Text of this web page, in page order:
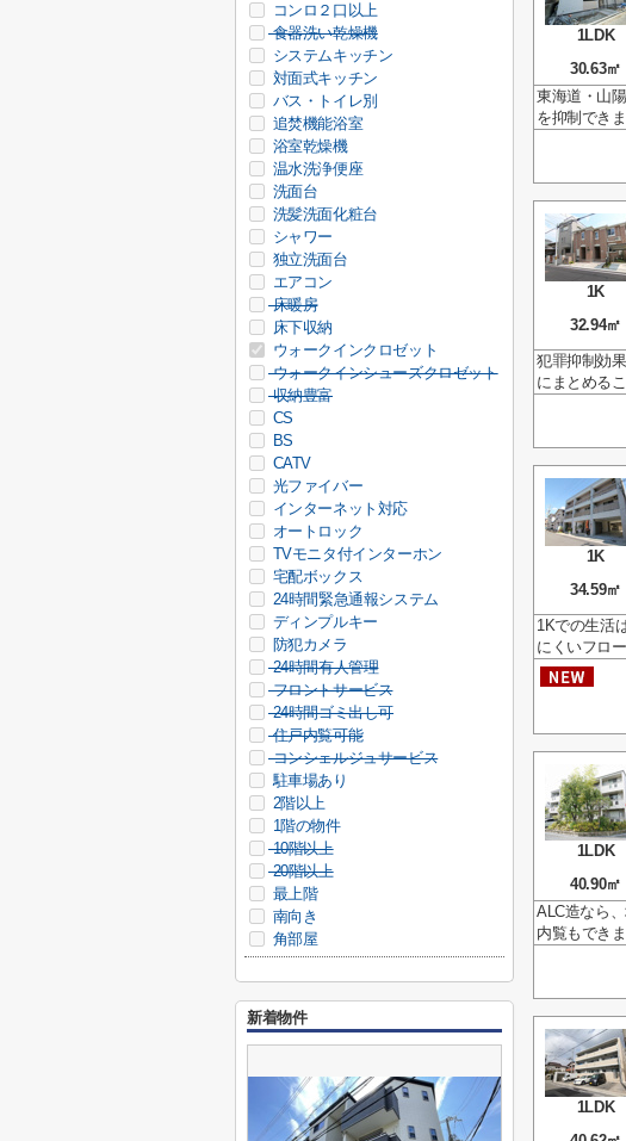
1LDK
30.63㎡
東海道・山
を抑制でき
1K
32.94㎡
犯罪抑制効
にまとめる
1K
34.59㎡
1Kでの生活
にくいフロ
1LDK
40.90㎡
ALC造なら
内覧もでき
1LDK
コンロ２口以上
食器洗い乾燥機
システムキッチン
対面式キッチン
バス・トイレ別
追焚機能浴室
浴室乾燥機
温水洗浄便座
洗面台
洗髪洗面化粧台
シャワー
独立洗面台
エアコン
床暖房
床下収納
ウォークインクロゼット
ウォークインシューズクロゼット
収納豊富
CS
BS
CATV
光ファイバー
インターネット対応
オートロック
TVモニタ付インターホン
宅配ボックス
24時間緊急通報システム
ディンプルキー
防犯カメラ
24時間有人管理
フロントサービス
24時間ゴミ出し可
住戸内覧可能
コンシェルジュサービス
駐車場あり
2階以上
1階の物件
10階以上
20階以上
最上階
南向き
角部屋
新着物件